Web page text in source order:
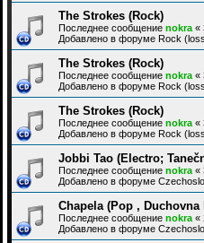
The Strokes (Rock)
Последнее сообщение nokra «
Добавлено в форуме Rock
The Strokes (Rock)
Последнее сообщение nokra «
Добавлено в форуме Rock
The Strokes (Rock)
Последнее сообщение nokra «
Добавлено в форуме Rock
Jobbi Tao (Electro;
Последнее сообщение nokra «
Добавлено в форуме
Chapela (Pop , Duchovna
Последнее сообщение nokra «
Добавлено в форуме